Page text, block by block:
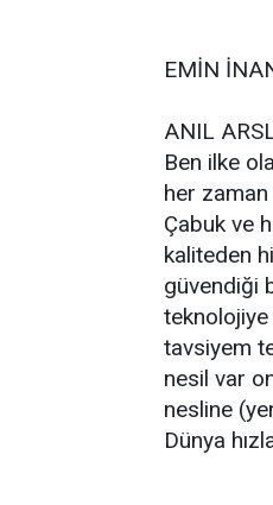
EMİN
ANIL
Ben ilke
her zaman
Çabuk ve
kaliteden
güvendiği
teknolojiye
tavsiyem
nesil var
nesline
Dünya